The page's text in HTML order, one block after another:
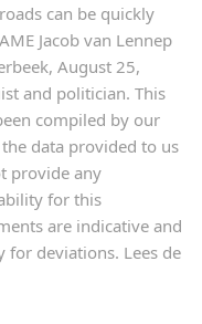
can be quickly
Jacob van Lennep
August 25,
and politician. This
compiled by our
data provided to us
provide any
for this
are indicative and
for deviations. Lees de